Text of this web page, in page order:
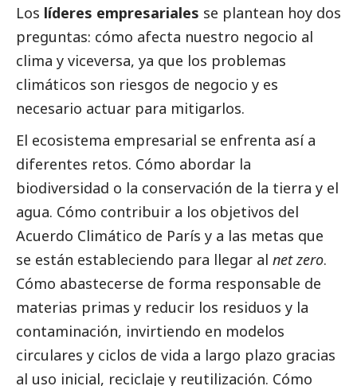
Los líderes empresariales se plantean hoy dos
preguntas: cómo afecta nuestro negocio al
clima y viceversa, ya que los problemas
climáticos son riesgos de negocio y es
necesario actuar para mitigarlos.
El ecosistema empresarial se enfrenta así a
diferentes retos. Cómo abordar la
biodiversidad o la conservación de la tierra y el
agua. Cómo contribuir a los objetivos del
Acuerdo Climático de París y a las metas que
se están estableciendo para llegar al net zero.
Cómo abastecerse de forma responsable de
materias primas y reducir los residuos y la
contaminación, invirtiendo en modelos
circulares y ciclos de vida a largo plazo gracias
al uso inicial, reciclaje y reutilización. Cómo